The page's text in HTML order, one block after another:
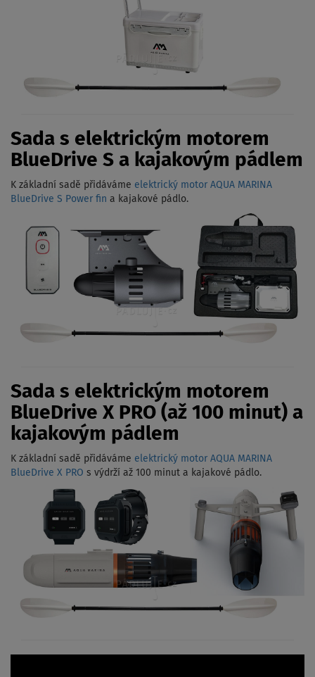
Sada s elektrickým motorem
BlueDrive S a kajakovým pádlem
K základní sadě přidáváme elektrický motor AQUA MARINA
BlueDrive S Power fin a kajakové pádlo.
Sada s elektrickým motorem
BlueDrive X PRO (až 100 minut) a
kajakovým pádlem
K základní sadě přidáváme elektrický motor AQUA MARINA
BlueDrive X PRO s výdrží až 100 minut a kajakové pádlo.